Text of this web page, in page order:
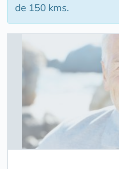
de 150 kms.